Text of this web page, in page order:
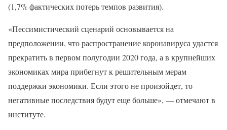
(1,7% фактических потерь темпов развития).
«Пессимистический сценарий основывается на
предположении, что распространение коронавируса удастся
прекратить в первом полугодии 2020 года, а в крупнейших
экономиках мира прибегнут к решительным мерам
поддержки экономики. Если этого не произойдет, то
негативные последствия будут еще больше», — отмечают в
институте.